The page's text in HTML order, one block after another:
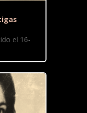
el 16-